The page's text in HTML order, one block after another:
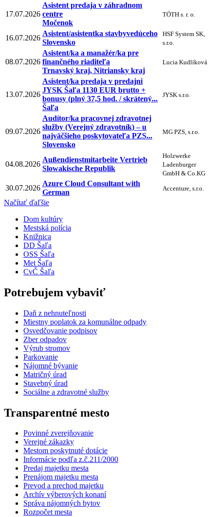
17.07.2026
Asistent predaja v záhradnom
centre
Močenok
TÓTH s. r. o.
16.07.2026
Asistent/asistentka stavbyvedúceho
Slovensko
HSF System SK,
s.r.o.
08.07.2026
Asistent/ka a manažér/ka pre
finančného riaditeľa
Trnavský kraj, Nitriansky kraj
Lucia Kudlíková
13.07.2026
Asistent/ka predaja v predajni
JYSK Šaľa 1130 EUR brutto +
bonusy (plný 37,5 hod. / skrátený...
Šaľa
JYSK s.r.o.
09.07.2026
Audítor/ka pracovnej zdravotnej
služby (Verejný zdravotník) – u
najväčšieho poskytovateľa PZS...
Slovensko
MG PZS, s.r.o.
04.08.2026
Außendienstmitarbeite Vertrieb
Slowakische Republik
Holzwerke
Ladenburger
GmbH & Co.KG
30.07.2026
Azure Cloud Consultant with
German
Accenture, s.r.o.
Načítať ďaľšie
Dom kultúry
Mestská polícia
Knižnica
DD Šaľa
OSS Šaľa
Met Šaľa
CvČ Šaľa
Potrebujem vybaviť
Daň z nehnuteľnosti
Miestny poplatok za komunálne odpady
Osvedčovanie podpisov
Zber odpadov
Výrub stromov
Parkovanie
Nájomné bývanie
Matričný úrad
Stavebný úrad
Sociálne a zdravotné služby
Transparentné mesto
Povinné zverejňovanie
Verejné zákazky
Mestom poskytnuté dotácie
Informácie podľa z.č.211/2000
Predaj majetku mesta
Prenájom majetku mesta
Prevod a prechod majetku
Archív výberových konaní
Správa nájomných bytov
Rozpočet mesta